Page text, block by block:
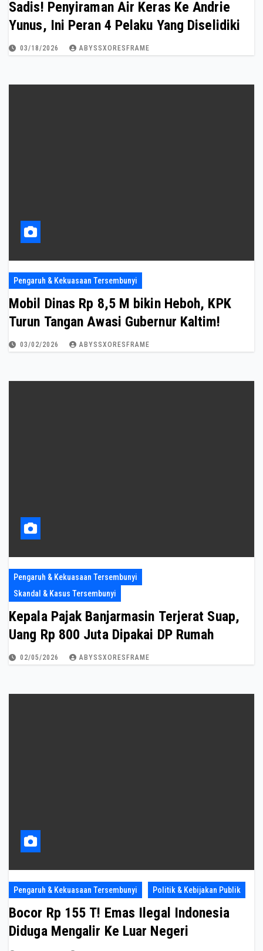
Sadis! Penyiraman Air Keras Ke Andrie
Yunus, Ini Peran 4 Pelaku Yang Diselidiki
03/18/2026 ABYSSXORESFRAME
Pengaruh & Kekuasaan Tersembunyi
Mobil Dinas Rp 8,5 M bikin Heboh, KPK
Turun Tangan Awasi Gubernur Kaltim!
03/02/2026 ABYSSXORESFRAME
Pengaruh & Kekuasaan Tersembunyi
Skandal & Kasus Tersembunyi
Kepala Pajak Banjarmasin Terjerat Suap,
Uang Rp 800 Juta Dipakai DP Rumah
02/05/2026 ABYSSXORESFRAME
Pengaruh & Kekuasaan Tersembunyi Politik & Kebijakan Publik
Bocor Rp 155 T! Emas Ilegal Indonesia
Diduga Mengalir Ke Luar Negeri